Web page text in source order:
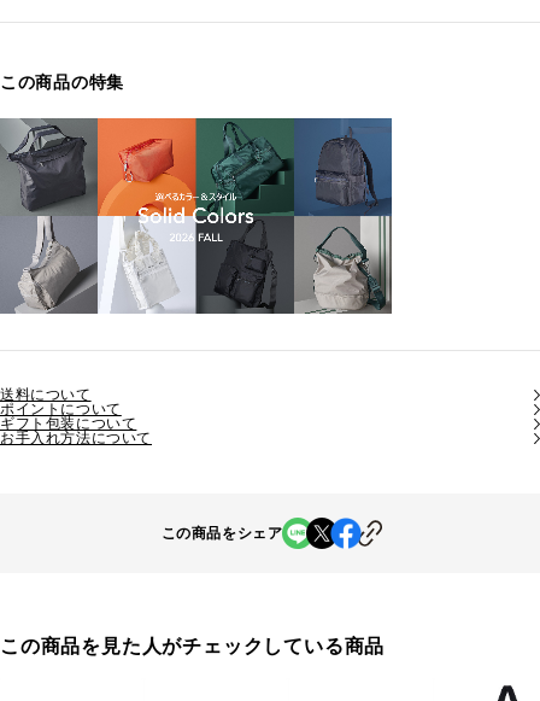
この商品の特集
送料について
ポイントについて
ギフト包装について
お手入れ方法について
この商品をシェア
この商品を見た人がチェックしている商品